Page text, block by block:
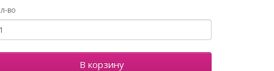
во
В корзину